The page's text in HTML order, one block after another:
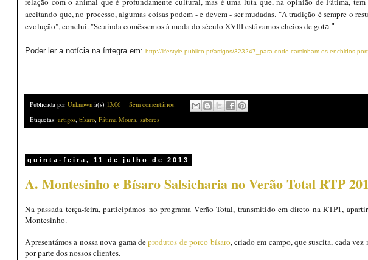
aceitando que, no processo, algumas coisas podem - e devem - ser mudadas. "A tradição é sempre o
evolução", conclui. "Se ainda comêssemos à moda do século XVIII estávamos cheios de gota."
Poder ler a notícia na íntegra em: http://lifestyle.publico.pt/artigos/323247_para-onde-caminham-os-enchidos-
Publicada por Unknown à(s) 13:06
Sem comentários:
Etiquetas: artigos, bísaro, Fátima Moura, sabores
quinta-feira, 11 de julho de 2013
A. Montesinho e Bísaro Salsicharia no Verão Total RTP
Na passada terça-feira, participámos no programa Verão Total, transmitido em direto na RTP1,
Montesinho.
Apresentámos a nossa nova gama deprodutos de porco bísaro, criado em campo, que suscita, cada vez
por parte dos nossos clientes.